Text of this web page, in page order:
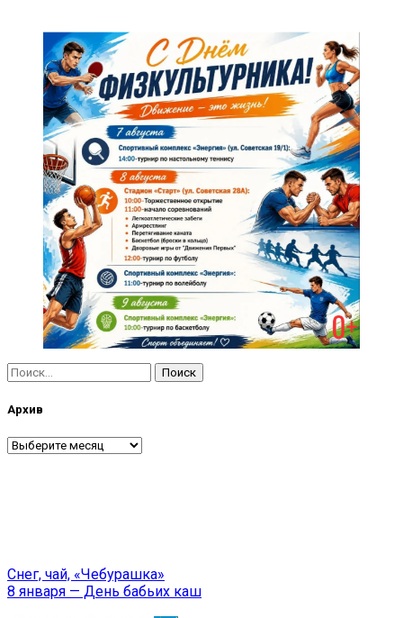
Найти:
Архив
Архив
Навигация
по
Снег, чай, «Чебурашка»
8 января — День бабьих каш